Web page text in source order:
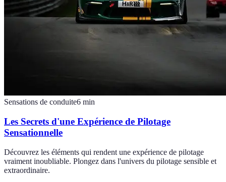
Sensations de conduite6 min
Les Secrets d'une Expérience de Pilotage
Sensationnelle
Découvrez les éléments qui rendent une expérience de pilotage
vraiment inoubliable. Plongez dans l'univers du pilotage sensible et
extraordinaire.